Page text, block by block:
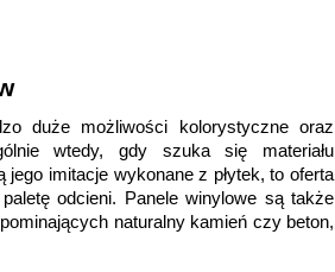
duże możliwości kolorystyczne oraz
wtedy, gdy szuka się materiału
imitacje wykonane z płytek, to oferta
odcieni. Panele winylowe są także
naturalny kamień czy beton,